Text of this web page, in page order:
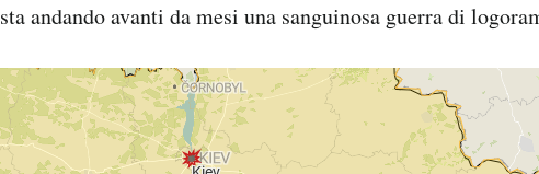
sta andando avanti da mesi una sanguinosa guerra di